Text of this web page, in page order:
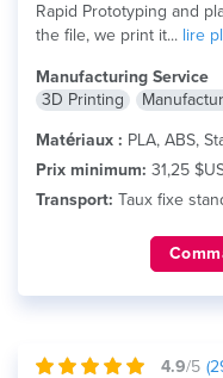
Rapid Prototyping and
the file, we print it... lire
Manufacturing Service
3D Printing
Matériaux : PLA, ABS,
Prix minimum: 31,25
Transport: Taux fixe
4.9/5 (